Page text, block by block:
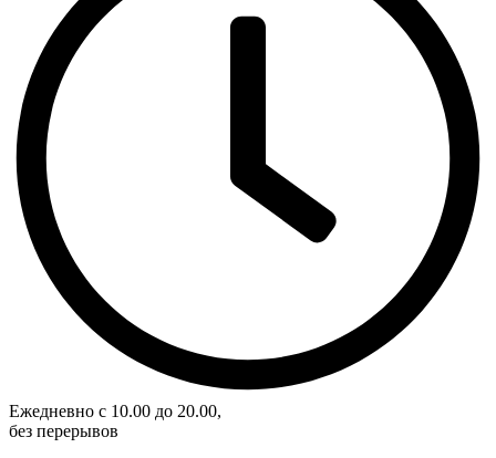
Eжедневно с 10.00 до 20.00,
без перерывов